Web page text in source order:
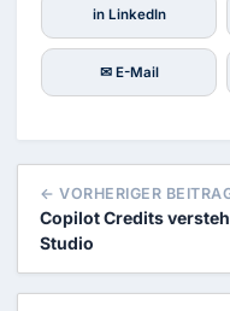
in LinkedIn
✉ E-Mail
← VORHERIGER
Copilot Credits
Studio